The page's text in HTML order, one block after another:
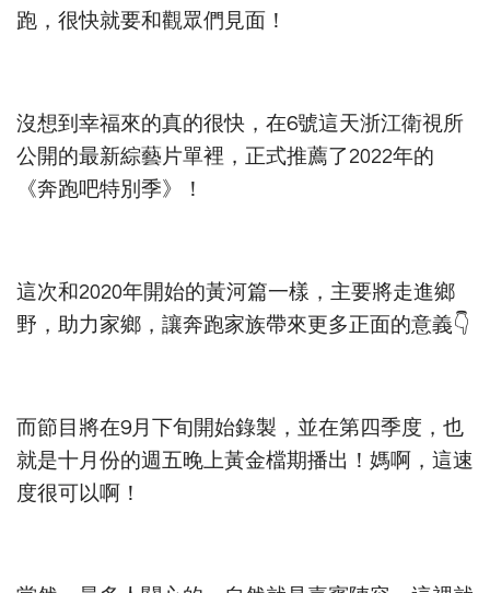
跑，很快就要和觀眾們見面！
沒想到幸福來的真的很快，在6號這天浙江衛視所
公開的最新綜藝片單裡，正式推薦了2022年的
《奔跑吧特別季》！
這次和2020年開始的黃河篇一樣，主要將走進鄉
野，助力家鄉，讓奔跑家族帶來更多正面的意義👇
而節目將在9月下旬開始錄製，並在第四季度，也
就是十月份的週五晚上黃金檔期播出！媽啊，這速
度很可以啊！